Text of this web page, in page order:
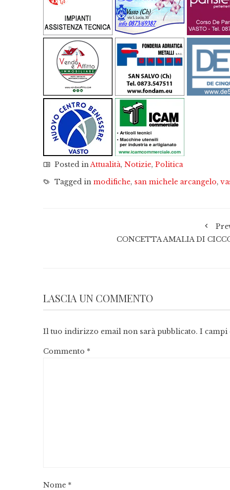
Posted inAttualità, Notizie, Politica
Tagged in modifiche, san michele arcangelo,
CONCETTA AMALIA DI
LASCIA UN COMMENTO
Il tuo indirizzo email non sarà pubblicato. I campi
Commento *
Nome *